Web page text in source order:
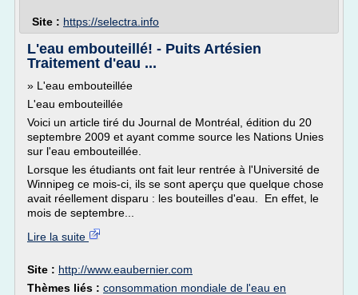
Site : https://selectra.info
L'eau embouteillé! - Puits Artésien
Traitement d'eau ...
» L'eau embouteillée
L'eau embouteillée
Voici un article tiré du Journal de Montréal, édition du 20
septembre 2009 et ayant comme source les Nations Unies
sur l'eau embouteillée.
Lorsque les étudiants ont fait leur rentrée à l'Université de
Winnipeg ce mois-ci, ils se sont aperçu que quelque chose
avait réellement disparu : les bouteilles d'eau. En effet, le
mois de septembre...
Lire la suite
Site : http://www.eaubernier.com
Thèmes liés : consommation mondiale de l'eau en